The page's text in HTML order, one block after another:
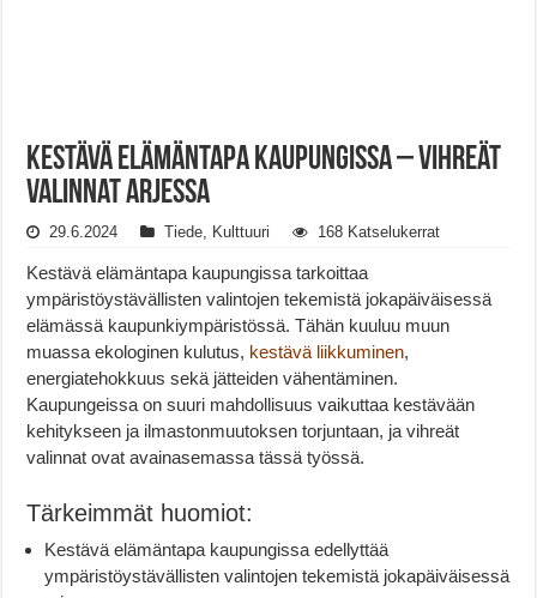
Kestävä elämäntapa kaupungissa – Vihreät
valinnat arjessa
29.6.2024 Tiede Kulttuuri 168 Katselukerrat
Kestävä elämäntapa kaupungissa tarkoittaa
ympäristöystävällisten valintojen tekemistä jokapäiväisessä
elämässä kaupunkiympäristössä. Tähän kuuluu muun
muassa ekologinen kulutus, kestävä liikkuminen,
energiatehokkuus sekä jätteiden vähentäminen.
Kaupungeissa on suuri mahdollisuus vaikuttaa kestävään
kehitykseen ja ilmastonmuutoksen torjuntaan, ja vihreät
valinnat ovat avainasemassa tässä työssä.
Tärkeimmät huomiot:
Kestävä elämäntapa kaupungissa edellyttää
ympäristöystävällisten valintojen tekemistä jokapäiväisessä